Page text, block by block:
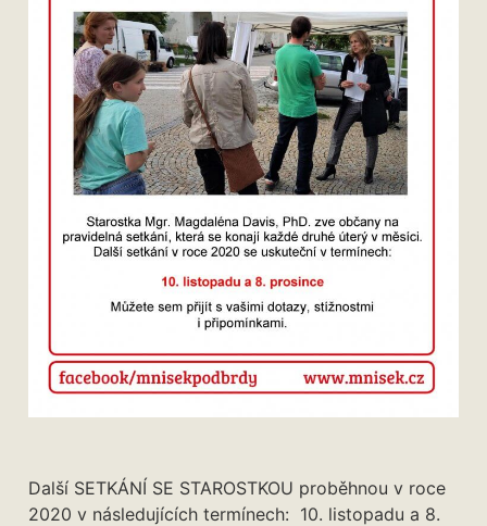
Další SETKÁNÍ SE STAROSTKOU proběhnou v roce
2020 v následujících termínech: 10. listopadu a 8.